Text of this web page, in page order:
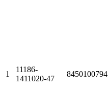
1
11186-
1411020-47
8450100794